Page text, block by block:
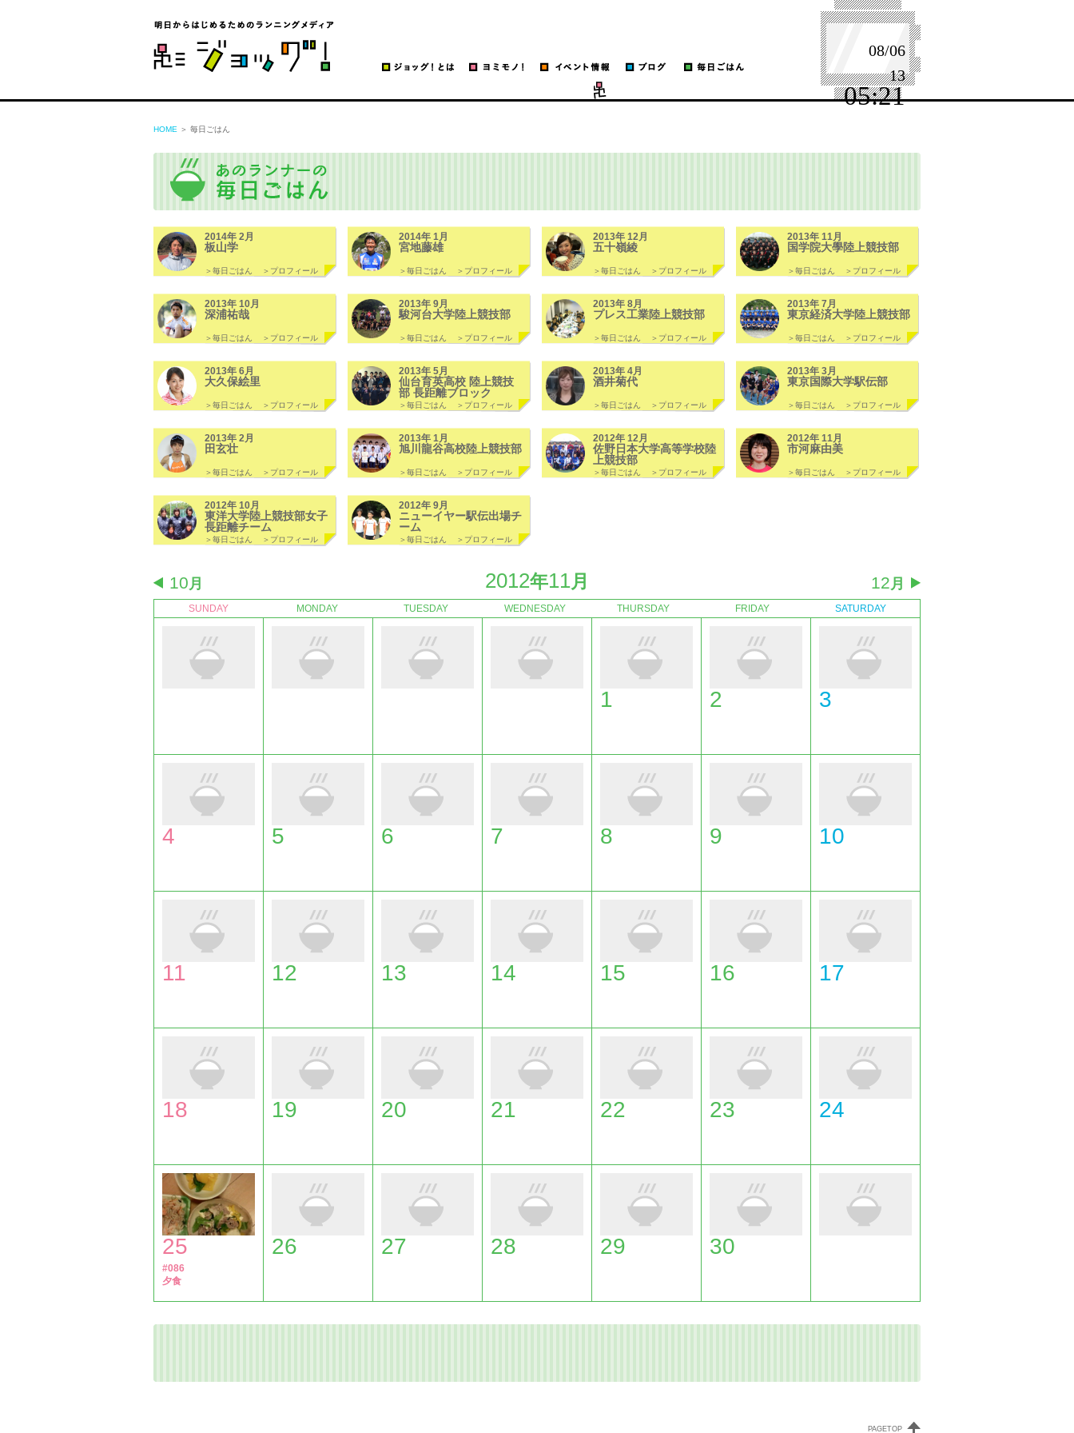
08/06
13
05:21
run
HOME ＞ 毎日ごはん
2014年 2月
板山学
＞毎日ごはん ＞プロフィール
2014年 1月
宮地藤雄
＞毎日ごはん ＞プロフィール
2013年 12月
五十嶺綾
＞毎日ごはん ＞プロフィール
2013年 11月
国学院大學陸上競技部
＞毎日ごはん ＞プロフィール
2013年 10月
深浦祐哉
＞毎日ごはん ＞プロフィール
2013年 9月
駿河台大学陸上競技部
＞毎日ごはん ＞プロフィール
2013年 8月
プレス工業陸上競技部
＞毎日ごはん ＞プロフィール
2013年 7月
東京経済大学陸上競技部
＞毎日ごはん ＞プロフィール
2013年 6月
大久保絵里
＞毎日ごはん ＞プロフィール
2013年 5月
仙台育英高校 陸上競技
部 長距離ブロック
＞毎日ごはん ＞プロフィール
2013年 4月
酒井菊代
＞毎日ごはん ＞プロフィール
2013年 3月
東京国際大学駅伝部
＞毎日ごはん ＞プロフィール
2013年 2月
田玄壮
＞毎日ごはん ＞プロフィール
2013年 1月
旭川龍谷高校陸上競技部
＞毎日ごはん ＞プロフィール
2012年 12月
佐野日本大学高等学校陸
上競技部
＞毎日ごはん ＞プロフィール
2012年 11月
市河麻由美
＞毎日ごはん ＞プロフィール
2012年 10月
東洋大学陸上競技部女子
長距離チーム
＞毎日ごはん ＞プロフィール
2012年 9月
ニューイヤー駅伝出場チ
ーム
＞毎日ごはん ＞プロフィール
10月 2012年11月 12月
SUNDAY MONDAY TUESDAY WEDNESDAY THURSDAY FRIDAY SATURDAY
1 2 3
4 5 6 7 8 9 10
11 12 13 14 15 16 17
18 19 20 21 22 23 24
25
#086
夕食
26 27 28 29 30
PAGETOP